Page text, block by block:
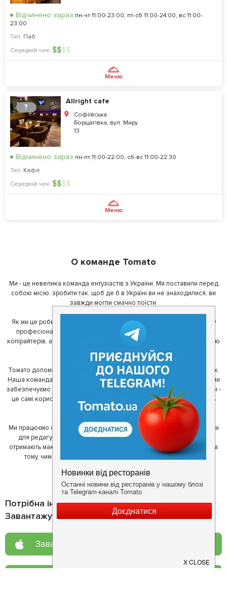
Відчинено зараз пн-чт 11:00-23:00, пт-сб 11:00-24:00, вс 11:00-
23:00
Тип: Паб
Середній чек: $$$$
Меню
?
Allright cafe
Софіївська
Борщагівка, вул. Миру
13
Відчинено зараз пн-пт 11:00-22:00, сб-вс 11:00-22:30
Тип: Кафе
Середній чек: $$$$
Меню
О команде Tomato
Ми - це невелика команда ентузіастів з України. Ми поставили перед
собою місію: зробити так, щоб де б в Україні ви не знаходилися, ви
завжди могли смачно поїсти.
Як ми це робимо? Для початку, ми зібрали приголомшливу команду
професіоналів - фахівців з дизайну, програмування, маркетингу,
копірайтерів, а за сумісництвом - любителів гарної їжі. З їх допомогою
ми створили Томато.
Томато допомагає своїм користувачам знайти цікаві місця неподалік.
Наша команда регулярно зв'язується з ресторанами - таким чином ми
забезпечуємо актуальність інформації. Друга частина нашої команди -
це самі користувачі, які діляться своїми враженнями і допомагають
один одному у виборі кращих місць.
Ми працюємо і з ресторанами. Для них ми надаємо зручні інструменти
для редагування інформації про себе - в результаті відвідувачі
отримають максимум інформації, а ресторан зможе зосередитися на
тому, чим він любить займатися більше всього - смачній їжі.
Потрібна інформація про заклад?
Завантажуйте додаток!
Завантажте у